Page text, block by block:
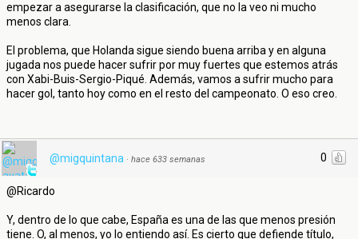
empezar a asegurarse la clasificación, que no la veo ni mucho
menos clara.
El problema, que Holanda sigue siendo buena arriba y en alguna
jugada nos puede hacer sufrir por muy fuertes que estemos atrás
con Xabi-Buis-Sergio-Piqué. Además, vamos a sufrir mucho para
hacer gol, tanto hoy como en el resto del campeonato. O eso creo.
0
@migquintana · hace 633 semanas
@Ricardo
Y, dentro de lo que cabe, España es una de las que menos presión
tiene. O, al menos, yo lo entiendo así. Es cierto que defiende título,